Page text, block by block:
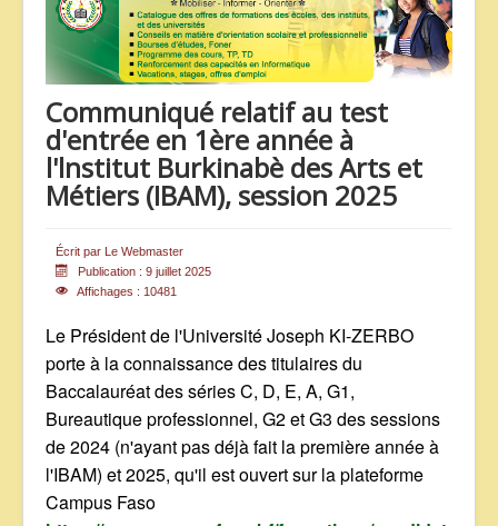
FAQ
CONTACTS
TELECHARGEMENTS
ANNONCES
Communiqué relatif au test
d'entrée en 1ère année à
l'lnstitut Burkinabè des Arts et
Métiers (IBAM), session 2025
Écrit par Le Webmaster
Publication : 9 juillet 2025
Affichages : 10481
Le Président de l'Université Joseph KI-ZERBO
porte à la connaissance des titulaires du
Baccalauréat des séries C, D, E, A, G1,
Bureautique professionnel, G2 et G3 des sessions
de 2024 (n'ayant pas déjà fait la première année à
l'IBAM) et 2025, qu'il est ouvert sur la plateforme
Campus Faso